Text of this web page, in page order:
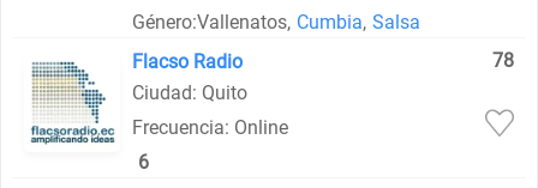
Género:Vallenatos, Cumbia, Salsa
Flacso Radio
78
Ciudad: Quito
Frecuencia: Online
6